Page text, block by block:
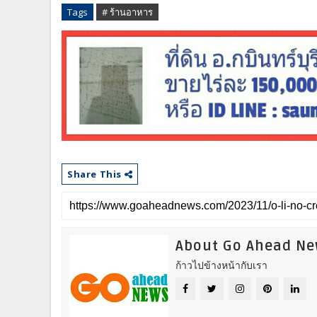
Tags # ร้านอาหาร
Share This
About Go Ahead
ก้าวไปข้างหน้ากับเรา